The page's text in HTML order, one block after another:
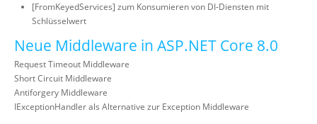
[FromKeyedServices] zum Konsumieren von DI-Diensten mit
Schlüsselwert
Neue Middleware in ASP.NET Core 8.0
Request Timeout Middleware
Short Circuit Middleware
Antiforgery Middleware
IExceptionHandler als Alternative zur Exception Middleware